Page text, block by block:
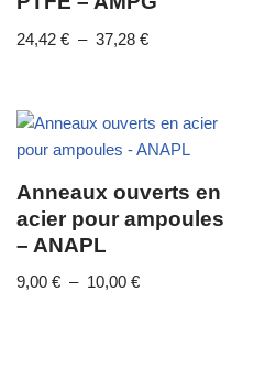
24,42 € – 37,28 €
Anneaux ouverts en
acier pour ampoules
– ANAPL
9,00 € – 10,00 €